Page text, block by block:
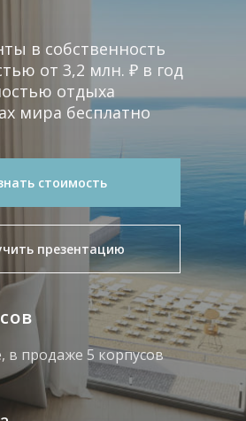
в собственность
от 3,2 млн. ₽ в год
отдыха
мира бесплатно
в продаже 5 корпусов
презентацию
стоимость